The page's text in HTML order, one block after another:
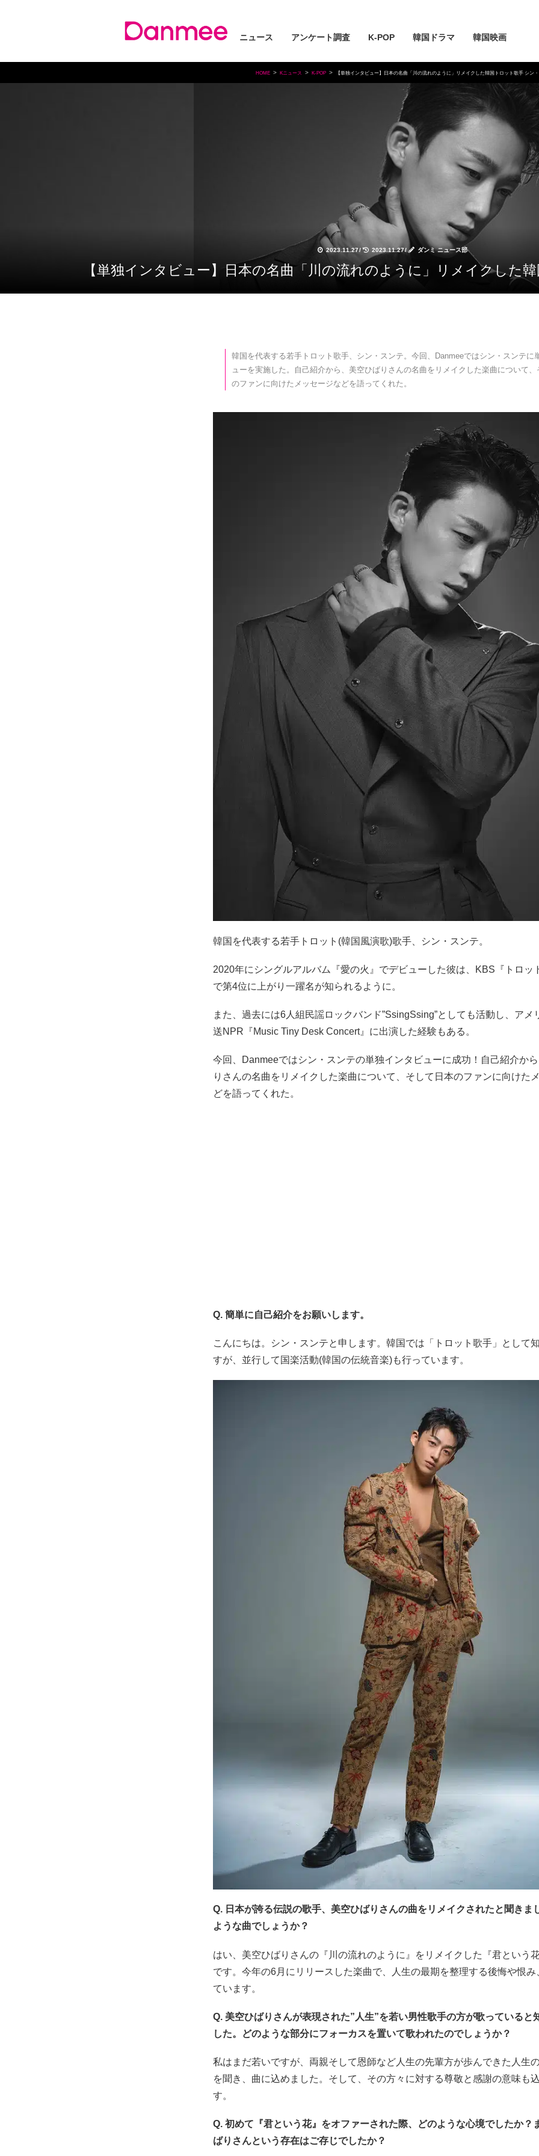
ニュース アンケート調査 K-POP 韓国ドラマ 韓国映画
HOME Kニュース K-POP 【単独インタビュー】日本の名曲「川の流れのように」リメイクした韓国トロット歌手 シン
2023.11.27/ 2023.11.27/ ダンミ ニュース部
【単独インタビュー】日本の名曲「川の流れのように」リメイクした
韓国を代表する若手トロット歌手、シン・スンテ。今回、Danmeeではシン・スンテに
ューを実施した。自己紹介から、美空ひばりさんの名曲をリメイクした楽曲について、
のファンに向けたメッセージなどを語ってくれた。
韓国を代表する若手トロット(韓国風演歌)歌手、シン・スンテ。
2020年にシングルアルバム『愛の火』でデビューした彼は、KBS『トロッ
で第4位に上がり一躍名が知られるように。
また、過去には6人組民謡ロックバンド”SsingSsing”としても活動し、アメ
送NPR『Music Tiny Desk Concert』に出演した経験もある。
今回、Danmeeではシン・スンテの単独インタビューに成功！自己紹介か
りさんの名曲をリメイクした楽曲について、そして日本のファンに向けた
どを語ってくれた。
Q. 簡単に自己紹介をお願いします。
こんにちは。シン・スンテと申します。韓国では「トロット歌手」として
すが、並行して国楽活動(韓国の伝統音楽)も行っています。
Q. 日本が誇る伝説の歌手、美空ひばりさんの曲をリメイクされたと聞きま
ような曲でしょうか？
はい、美空ひばりさんの『川の流れのように』をリメイクした『君という
です。今年の6月にリリースした楽曲で、人生の最期を整理する後悔や恨み
ています。
Q. 美空ひばりさんが表現された”人生”を若い男性歌手の方が歌っていると
した。どのような部分にフォーカスを置いて歌われたのでしょうか？
私はまだ若いですが、両親そして恩師など人生の先輩方が歩んできた人生
を聞き、曲に込めました。そして、その方々に対する尊敬と感謝の意味も
す。
Q. 初めて『君という花』をオファーされた際、どのような心境でしたか？
ばりさんという存在はご存じでしたか？